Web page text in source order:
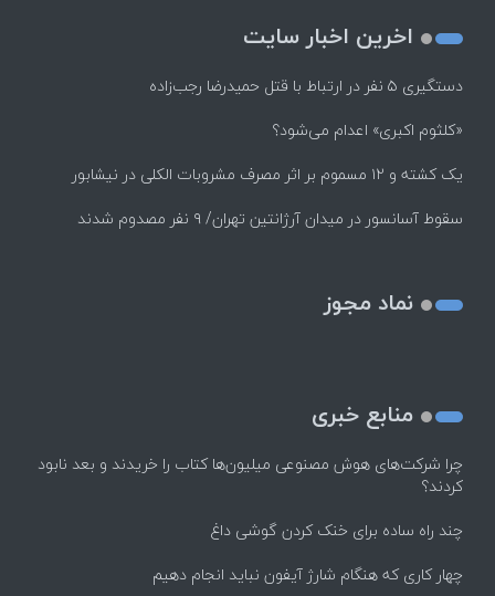
اخرین اخبار سایت
دستگیری ۵ نفر در ارتباط با قتل حمیدرضا رجب‌زاده
«کلثوم اکبری» اعدام می‌شود؟
یک کشته و ۱۲ مسموم بر اثر مصرف مشروبات الکلی در نیشابور
سقوط آسانسور در میدان آرژانتین تهران/ ۹ نفر مصدوم شدند
نماد مجوز
منابع خبری
چرا شرکت‌های هوش مصنوعی میلیون‌ها کتاب را خریدند و بعد نابود
کردند؟
چند راه‌ ساده برای خنک کردن گوشی داغ
چهار کاری که هنگام شارژ آیفون نباید انجام دهیم